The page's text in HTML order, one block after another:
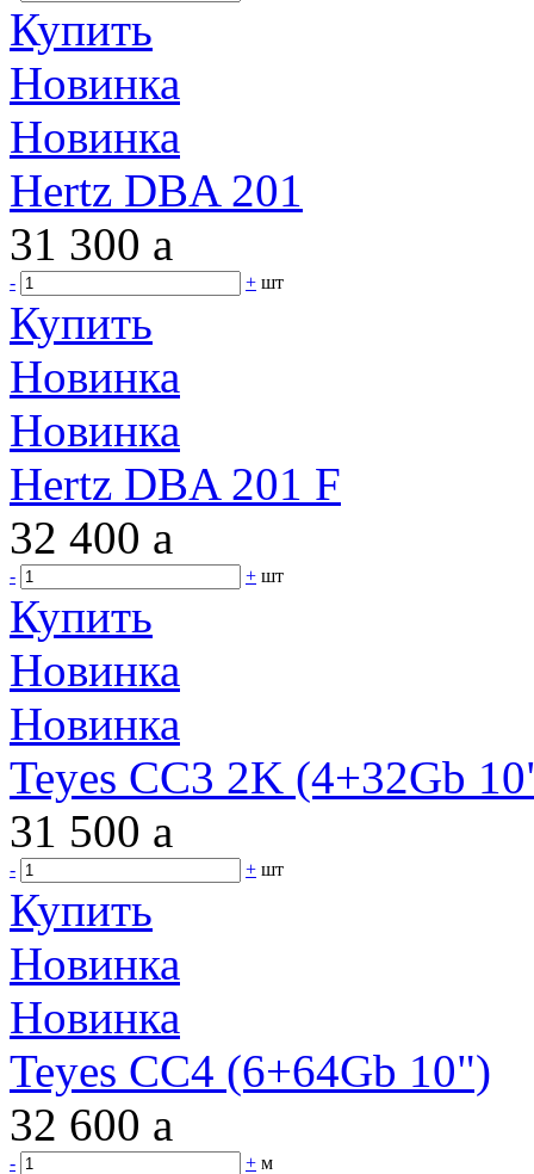
Купить
Новинка
Новинка
Hertz DBA 201
31 300 a
- + шт
Купить
Новинка
Новинка
Hertz DBA 201 F
32 400 a
- + шт
Купить
Новинка
Новинка
Teyes CC3 2K (4+32Gb
31 500 a
- + шт
Купить
Новинка
Новинка
Teyes CC4 (6+64Gb 10")
32 600 a
- + м